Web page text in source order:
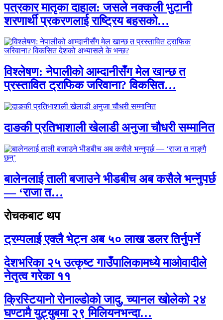
पत्रकार मातृका दाहाल: जसले नक्कली भुटानी
शरणार्थी प्रकरणलाई राष्ट्रिय बहसको…
विश्लेषण: नेपालीको आम्दानीसँग मेल खान्छ त
प्रस्तावित ट्राफिक जरिवाना? विकसित…
दाङकी प्रतिभाशाली खेलाडी अनुजा चौधरी सम्मानित
बालेनलाई ताली बजाउने भीडबीच अब कसैले भन्नुपर्छ
— ‘राजा त…
रोचकबाट थप
ट्रम्पलाई एक्लै भेट्न अब ५० लाख डलर तिर्नुपर्ने
देशभरिका २५ उत्कृष्ट गाउँपालिकामध्ये माओवादीले
नेतृत्व गरेका ११
क्रिस्टियानो रोनाल्डोको जादु, च्यानल खोलेको २४
घण्टामै युट्युबमा २९ मिलियनभन्दा…